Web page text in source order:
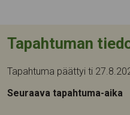
Tapahtuman
Tapahtuma päättyi ti
Seuraava tapahtuma-aika